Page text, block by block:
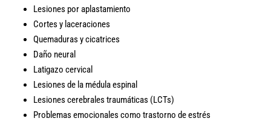
Lesiones por aplastamiento
Cortes y laceraciones
Quemaduras y cicatrices
Daño neural
Latigazo cervical
Lesiones de la médula espinal
Lesiones cerebrales traumáticas (LCTs)
Problemas emocionales como trastorno de estrés